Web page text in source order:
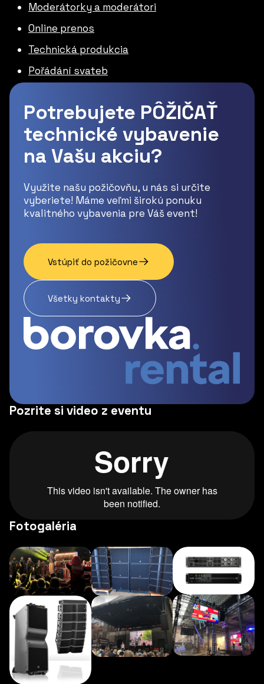
Moderátorky a moderátori
Online prenos
Technická produkcia
Pořádání svateb
Potrebujete PÔŽIČAŤ
technické vybavenie
na Vašu akciu?
Využite našu požičovňu, u nás si určite
vyberiete! Máme veľmi širokú ponuku
kvalitného vybavenia pre Váš event!
Vstúpiť do požičovne
Všetky kontakty
Pozrite si video z eventu
Fotogaléria